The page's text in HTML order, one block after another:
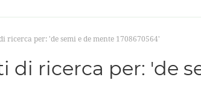
ricerca per: 'de semi e de mente 1708670564'
di ricerca per: 'de